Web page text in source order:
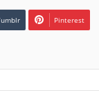
Pinterest